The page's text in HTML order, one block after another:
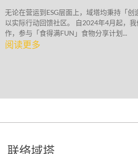
无论在营运到ESG层面上，域塔均秉持「
以实际行动回馈社区。 自2024年4月起，
作，参与「食得满FUN」食物分享计划...
阅读更多
联络域塔